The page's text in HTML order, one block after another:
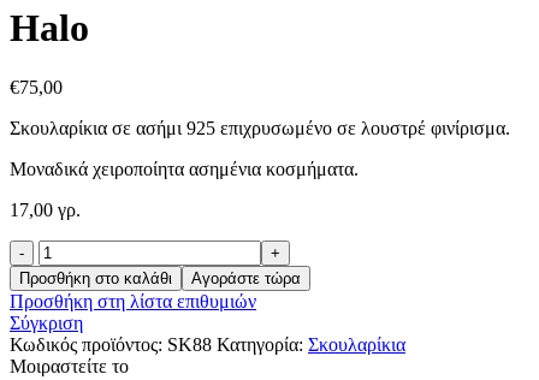
Halo
€75,00
Σκουλαρίκια σε ασήμι 925 επιχρυσωμένο σε λουστρέ φινίρισμα.
Μοναδικά χειροποίητα ασημένια κοσμήματα.
17,00 γρ.
Halo
ποσότητα
Προσθήκη στο καλάθι Αγοράστε τώρα
Προσθήκη στη λίστα επιθυμιών
Σύγκριση
Κωδικός προϊόντος: SK88 Κατηγορία: Σκουλαρίκια
Μοιραστείτε το